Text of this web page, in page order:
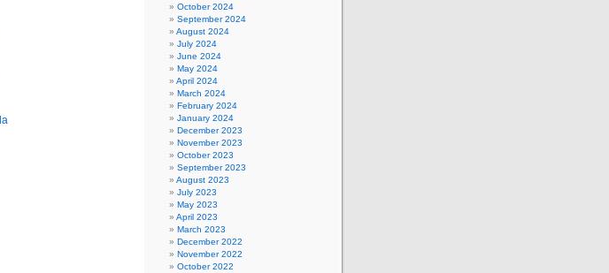
October 2024
September 2024
August 2024
July 2024
June 2024
May 2024
April 2024
March 2024
February 2024
January 2024
December 2023
November 2023
October 2023
September 2023
August 2023
July 2023
May 2023
April 2023
March 2023
December 2022
November 2022
October 2022